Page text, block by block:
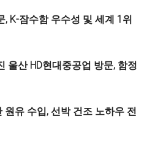
K-잠수함 우수성 및 세계 1위
울산 HD현대중공업 방문, 함정
원유 수입, 선박 건조 노하우 전